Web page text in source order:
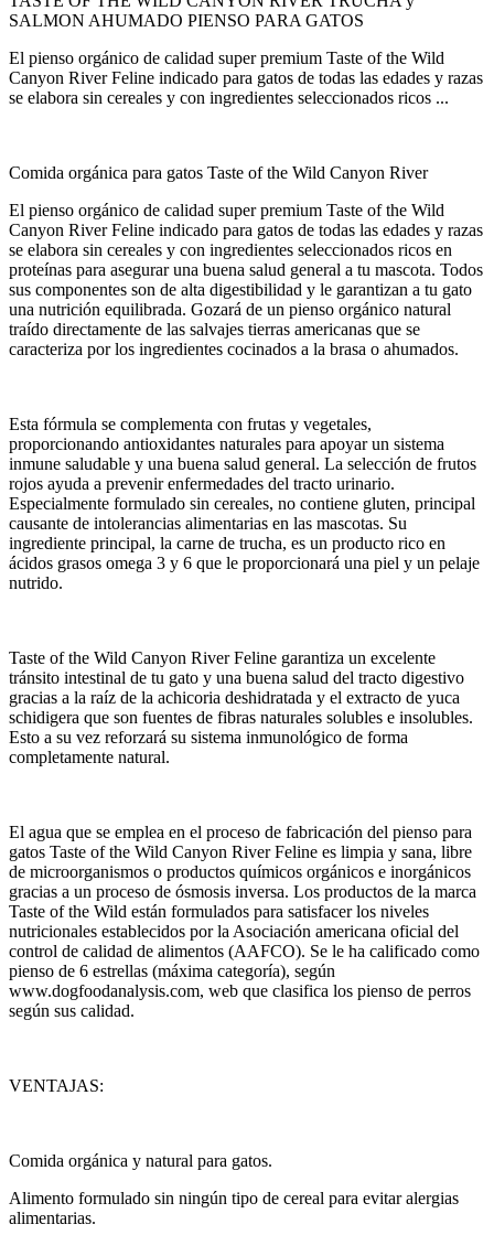
SALMON AHUMADO PIENSO PARA GATOS
El pienso orgánico de calidad super premium Taste of the Wild
Canyon River Feline indicado para gatos de todas las edades y razas
se elabora sin cereales y con ingredientes seleccionados ricos ...
Comida orgánica para gatos Taste of the Wild Canyon River
El pienso orgánico de calidad super premium Taste of the Wild
Canyon River Feline indicado para gatos de todas las edades y razas
se elabora sin cereales y con ingredientes seleccionados ricos en
proteínas para asegurar una buena salud general a tu mascota. Todos
sus componentes son de alta digestibilidad y le garantizan a tu gato
una nutrición equilibrada. Gozará de un pienso orgánico natural
traído directamente de las salvajes tierras americanas que se
caracteriza por los ingredientes cocinados a la brasa o ahumados.
Esta fórmula se complementa con frutas y vegetales,
proporcionando antioxidantes naturales para apoyar un sistema
inmune saludable y una buena salud general. La selección de frutos
rojos ayuda a prevenir enfermedades del tracto urinario.
Especialmente formulado sin cereales, no contiene gluten, principal
causante de intolerancias alimentarias en las mascotas. Su
ingrediente principal, la carne de trucha, es un producto rico en
ácidos grasos omega 3 y 6 que le proporcionará una piel y un pelaje
nutrido.
Taste of the Wild Canyon River Feline garantiza un excelente
tránsito intestinal de tu gato y una buena salud del tracto digestivo
gracias a la raíz de la achicoria deshidratada y el extracto de yuca
schidigera que son fuentes de fibras naturales solubles e insolubles.
Esto a su vez reforzará su sistema inmunológico de forma
completamente natural.
El agua que se emplea en el proceso de fabricación del pienso para
gatos Taste of the Wild Canyon River Feline es limpia y sana, libre
de microorganismos o productos químicos orgánicos e inorgánicos
gracias a un proceso de ósmosis inversa. Los productos de la marca
Taste of the Wild están formulados para satisfacer los niveles
nutricionales establecidos por la Asociación americana oficial del
control de calidad de alimentos (AAFCO). Se le ha calificado como
pienso de 6 estrellas (máxima categoría), según
www.dogfoodanalysis.com, web que clasifica los pienso de perros
según sus calidad.
VENTAJAS:
Comida orgánica y natural para gatos.
Alimento formulado sin ningún tipo de cereal para evitar alergias
alimentarias.